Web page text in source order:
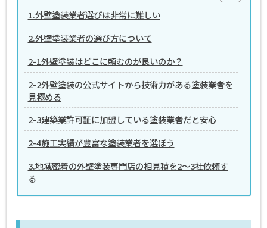
1.外壁塗装業者選びは非常に難しい
2.外壁塗装業者の選び方について
2-1外壁塗装はどこに頼むのが良いのか？
2-2外壁塗装の公式サイトから技術力がある塗装業者を
見極める
2-3建築業許可証に加盟している塗装業者だと安心
2-4施工実績が豊富な塗装業者を選ぼう
3.地域密着の外壁塗装専門店の相見積を2～3社依頼す
る